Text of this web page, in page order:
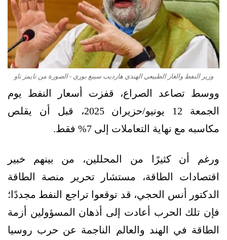
وزير النفط والغاز الطبيعي الهندي هارديب سينغ بوري - الصورة من تايمز ناو
ووسط تصاعد الصراع، قفزت أسعار النفط يوم
الجمعة 12 يونيو/حزيران 2025، قبل أن يقلص
مكاسبه مع نهاية التعاملات إلى 7% فقط.
ورغم أن كثيرًا من المحللين، من بينهم خبير
اقتصادات الطاقة، مستشار تحرير منصة الطاقة
الدكتور أنس الحجي، قد توقعوا تراجع النفط مجددًا؛
فإن تلك الحرب أعادت إلى أذهان المسؤولين أزمة
الطاقة في الهند والعالم الناجمة عن حرب روسيا